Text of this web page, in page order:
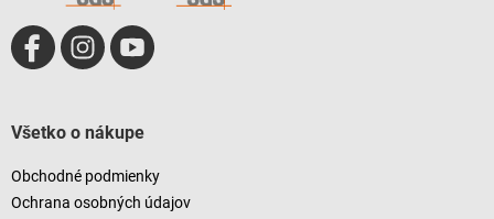
Všetko o nákupe
Obchodné podmienky
Ochrana osobných údajov